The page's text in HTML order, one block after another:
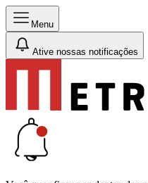
Menu
Ative nossas notificações